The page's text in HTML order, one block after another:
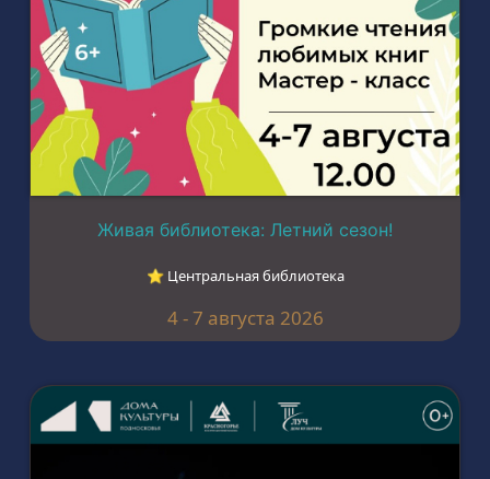
Живая библиотека: Летний сезон!
⭐︎ Центральная библиотека
4 - 7 августа 2026